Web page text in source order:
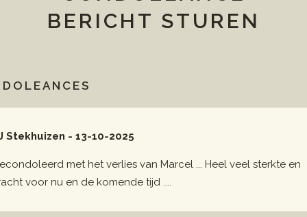
BERICHT STUREN
Stekhuizen - 13-10-2025
met het verlies van Marcel ... Heel veel sterkte en
voor nu en de komende tijd ....